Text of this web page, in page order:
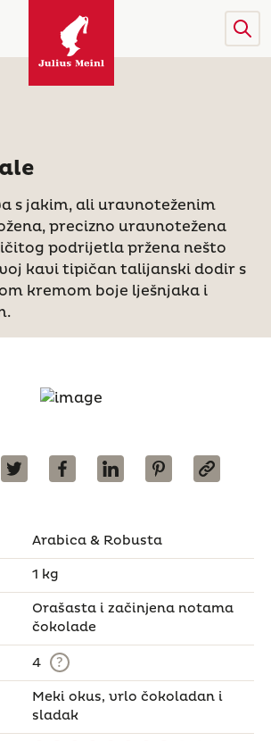
s jakim, ali uravnoteženim
precizno uravnotežena
podrijetla pržena nešto
kavi tipičan talijanski dodir s
kremom boje lješnjaka i
Arabica & Robusta
1 kg
Orašasta i začinjena notama
čokolade
4 ?
Meki okus, vrlo čokoladan i
sladak